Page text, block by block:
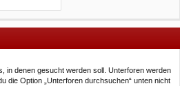
in denen gesucht werden soll. Unterforen werden
die Option „Unterforen durchsuchen“ unten nicht